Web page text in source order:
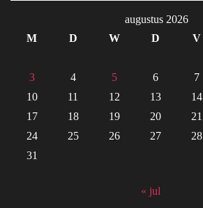
augustus 2026
M
D W D V
3
4 5 6 7
10
11 12 13 14
17
18 19 20 21
24
25 26 27 28
31
« jul